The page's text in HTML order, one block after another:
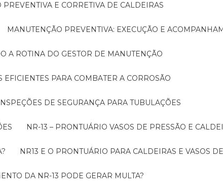
PREVENTIVA E CORRETIVA DE CALDEIRAS
MANUTENÇÃO PREVENTIVA: EXECUÇÃO E
A ROTINA DO GESTOR DE MANUTENÇÃO
EFICIENTES PARA COMBATER A CORROSÃO
DE SEGURANÇA PARA TUBULAÇÕES
NR-13 – PRONTUÁRIO VASOS DE PRESSÃO E
NR13 E O PRONTUÁRIO PARA CALDEIRAS E VASOS
DA NR-13 PODE GERAR MULTA?